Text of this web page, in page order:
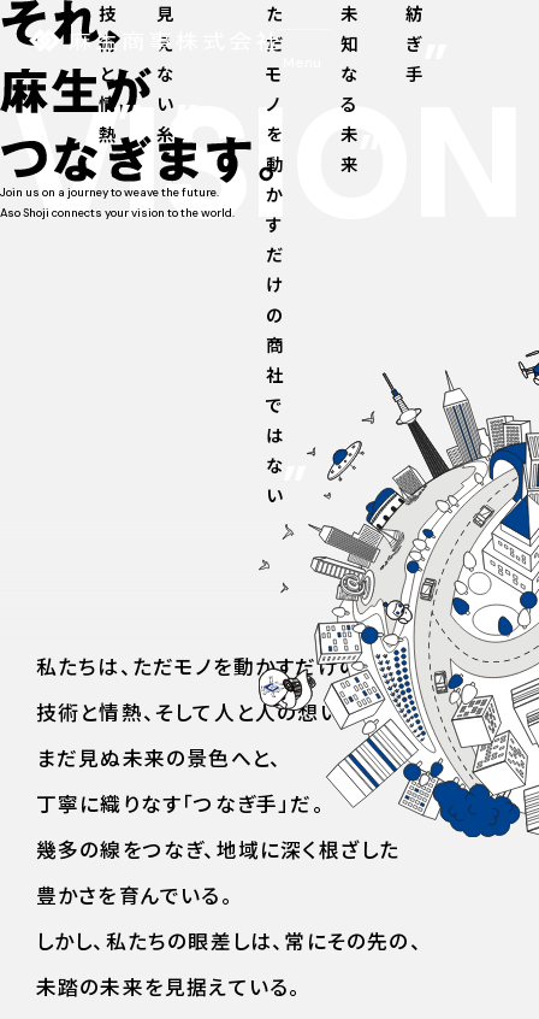
ABOUT US
会社概要・沿革
BUSINESS
事業紹介
MESSAGE
社長メッセージ
個
Join us on a journey to weave the future.
Aso Shoji connects your vision to the world.
技
術
と
情
熱
未
知
な
る
未
来
紡
ぎ
手
見
え
な
い
糸
た
だ
モ
ノ
を
動
か
す
だ
け
の
商
社
で
は
な
い
VISION
私たちは、ただモノを動かすだけの商社ではない。
技術と情熱、そして人と人の想いを、
まだ見ぬ未来の景色へと、
丁寧に織りなす「つなぎ手」だ。
幾多の線をつなぎ、地域に深く根ざした
豊かさを育んでいる。
しかし、私たちの眼差しは、常にその先の、
未踏の未来を見据えている。